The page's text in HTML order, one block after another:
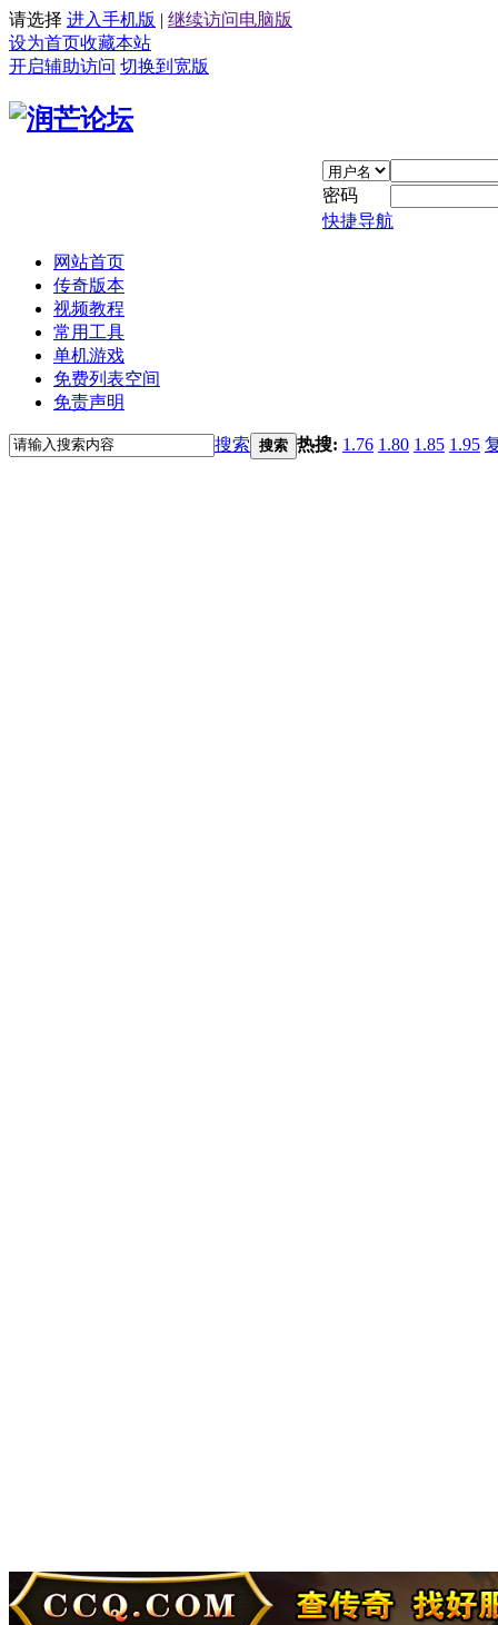
请选择 进入手机版 | 继续访问电脑版
设为首页收藏本站
开启辅助访问 切换到宽版
密码
快捷导航
网站首页
传奇版本
视频教程
常用工具
单机游戏
免费列表空间
免责声明
搜索 搜索 热搜: 1.76 1.80 1.85 1.95